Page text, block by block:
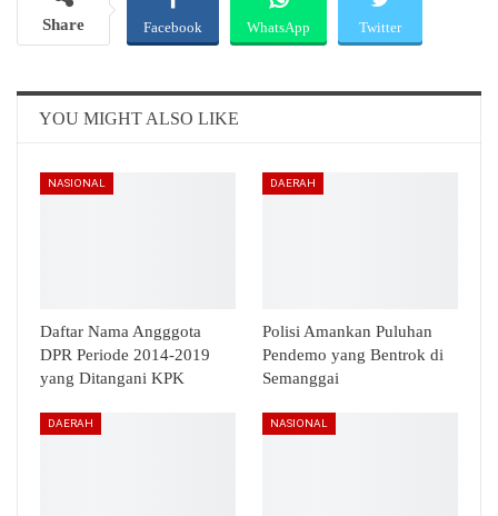
Share Facebook WhatsApp Twitter
YOU MIGHT ALSO LIKE
NASIONAL
Daftar Nama Angggota
DPR Periode 2014-2019
yang Ditangani KPK
DAERAH
Polisi Amankan Puluhan
Pendemo yang Bentrok di
Semanggai
DAERAH NASIONAL